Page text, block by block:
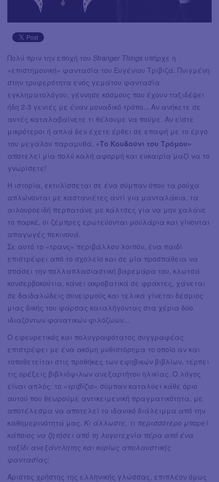
Πολύ πριν την εποχή του Stranger Things υπήρχε η
«επιστημονική» φαντασία του Ευγένιου Τριβιζά. Πνιγμένη
στην τρυφερότητα ενός γεμάτου φαντασία
εγκληματολόγου, γέννησε κόσμους που έχουν ταξιδέψει
ήδη 2-3 γενιές με έναν μοναδικό τρόπο... Αν ανήκετε σε
αυτές καταλαβαίνετε τι θέλουμε να πούμε. Αν είστε
μικρότεροι ή απλά δεν έχετε έρθει σε επαφή με το έργο
του μεγάλου παραμυθά, «Το Κουδούνι του Τρόμου»
αποτελεί μία πολύ καλή αφορμή και ευκαιρία μαζί να το
γνωρίσετε!
Η ιστορία, εκτυλίσσεται σε ένα σύμπαν όπου τα ρούχα
απλώνονται με καστανιέτες αντί για μανταλάκια, τα
αιλουροειδή περπατάνε με κάλτσες για να μην χαλάνε
το παρκέ, οι ζέμπρες ερωτεύονται μουλάρια και γίνονται
απαγωγές πεκινουά.
Σε αυτό το «τρανς» περιβάλλον λοιπόν, ένα παιδί
επιστρέφει από το σχολείο και σε μία προσπάθεια να
σπάσει την πολλαπλασιαστική βαρεμάρα του, κλωτσά
κονσερβοκούτια, κάνει ακροβατικά σε φράκτες, χάνεται
σε δαιδαλώδεις συνειρμούς και τελικά γίνεται δέσμιος
μιας δικής του φάρσας καταλήγοντας στα χέρια δύο
ιδιαζόντων φανατικών φιλόζωων...
Ο εφευρετικός και πολυγραφότατος συγγραφέας
επιστρέφει με ένα ακόμη μυθιστόρημα το οποίο αν και
τοποθετείται στις προθήκες των εφηβικών βιβλίων, τέρπει
τις ορέξεις βιβλιόφιλων ανεξαρτήτου ηλικίας. Ο λόγος
είναι απλός: το «τριβίζιο» σύμπαν καταλύει κάθε όριο
αυτού που θεωρούμε αντικειμενική πραγματικότητα, με
αποτέλεσμα να αποτελεί το ιδανικό διάλειμμα από την
καθημερινότητά μας. Κι άλλωστε, τι περισσότερο μπορεί
κάποιος να ζητήσει από τη λογοτεχνία πέρα από ένα
ταξίδι ανεξάντλητης και κυρίως απολαυστικής
φαντασίας;
Άριστος χρήστης της ελληνικής γλώσσας, επιπλέον όμως